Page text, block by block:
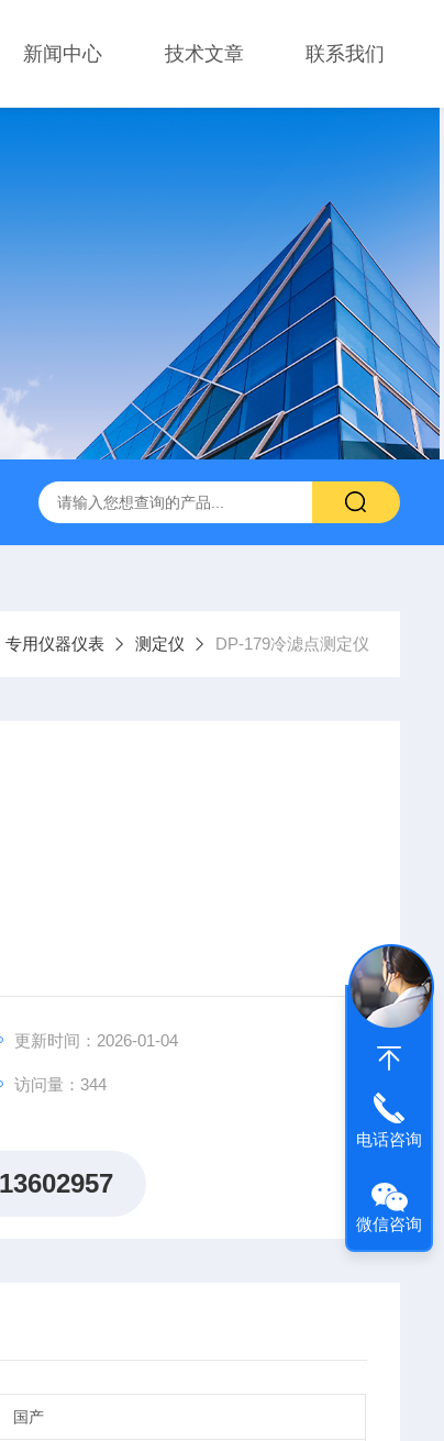
新闻中心 技术文章 联系我们
DP-BCGY-1便携式测仪/测仪 DP-DFYF-109ZS
专用仪器仪表 测定仪 DP-179冷滤点测定仪
更新时间：2026-01-04
访问量：344
国产
电话咨询
微信咨询